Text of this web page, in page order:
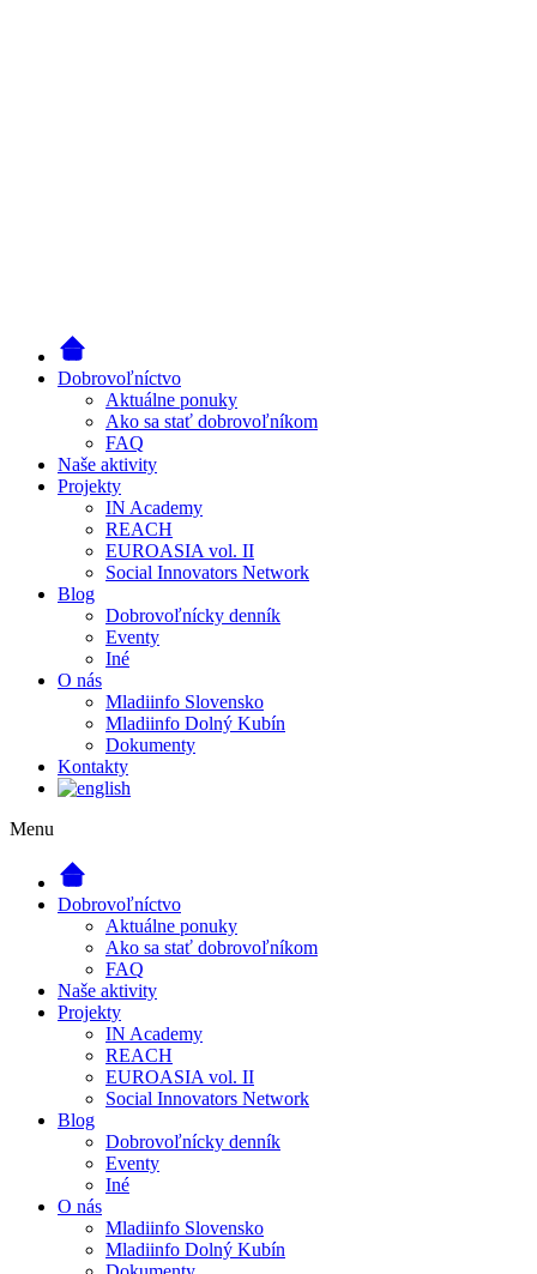
Dobrovoľníctvo
Aktuálne ponuky
Ako sa stať dobrovoľníkom
FAQ
Naše aktivity
Projekty
IN Academy
REACH
EUROASIA vol. II
Social Innovators Network
Blog
Dobrovoľnícky denník
Eventy
Iné
O nás
Mladiinfo Slovensko
Mladiinfo Dolný Kubín
Dokumenty
Kontakty
Menu
Dobrovoľníctvo
Aktuálne ponuky
Ako sa stať dobrovoľníkom
FAQ
Naše aktivity
Projekty
IN Academy
REACH
EUROASIA vol. II
Social Innovators Network
Blog
Dobrovoľnícky denník
Eventy
Iné
O nás
Mladiinfo Slovensko
Mladiinfo Dolný Kubín